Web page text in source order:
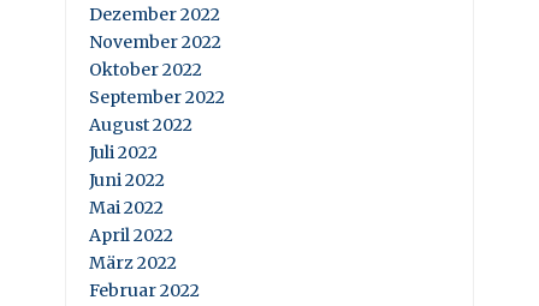
Dezember 2022
November 2022
Oktober 2022
September 2022
August 2022
Juli 2022
Juni 2022
Mai 2022
April 2022
März 2022
Februar 2022